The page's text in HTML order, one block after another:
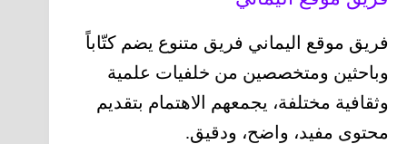
فريق موقع اليماني فريق متنوع يضم كتّاباً
وباحثين ومتخصصين من خلفيات علمية
وثقافية مختلفة، يجمعهم الاهتمام بتقديم
محتوى مفيد، واضح، ودقيق.